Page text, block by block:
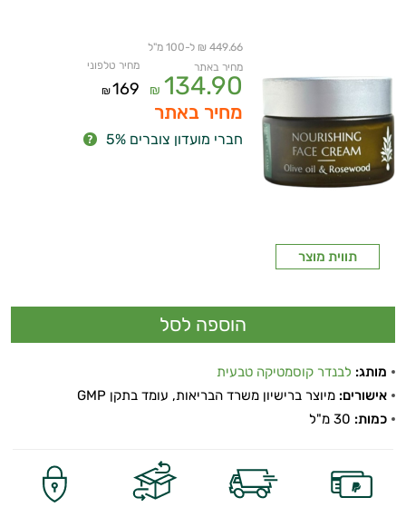
תווית מוצר
449.66 ₪ ל-100 מ"ל
מחיר באתר
134.90
₪
מחיר טלפוני
169
₪
מחיר באתר
חברי מועדון צוברים 5%
מותג: לבנדר קוסמטיקה טבעית
אישורים: מיוצר ברישיון משרד הבריאות, עומד בתקן GMP
כמות: